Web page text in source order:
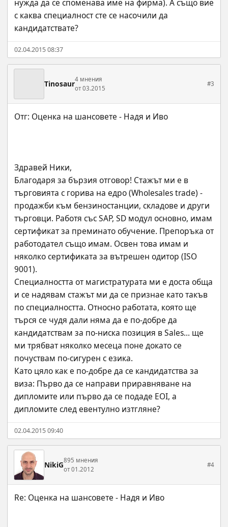
нужда да се споменава име на фирма). А също вие
с каква специалност сте се насочили да
кандидатствате?
02.04.2015 08:37
Tinosaur4 мнения
от 03.2015
#3
Здравей Ники,
Благодаря за бързия отговор! Стажът ми е в
търговията с горива на едро (Wholesales trade) -
продажби към бензиностанции, складове и други
търговци. Работя със SAP, SD модул основно, имам
сертификат за преминато обучение. Препоръка от
работодател също имам. Освен това имам и
няколко сертификата за вътрешен одитор (ISO
9001).
Специалността от магистратурата ми е доста обща
и се надявам стажът ми да се признае като такъв
по специалността. Относно работата, която ще
търся се чудя дали няма да е по-добре да
кандидатствам за по-ниска позиция в Sales... ще
ми трябват няколко месеца поне докато се
почуствам по-сигурен с езика.
Като цяло как е по-добре да се кандидатства за
виза: Първо да се направи приравняване на
дипломите или първо да се подаде EOI, а
дипломите след евентулно изтгляне?
02.04.2015 09:40
NikiG895 мнения
от 01.2012
#4